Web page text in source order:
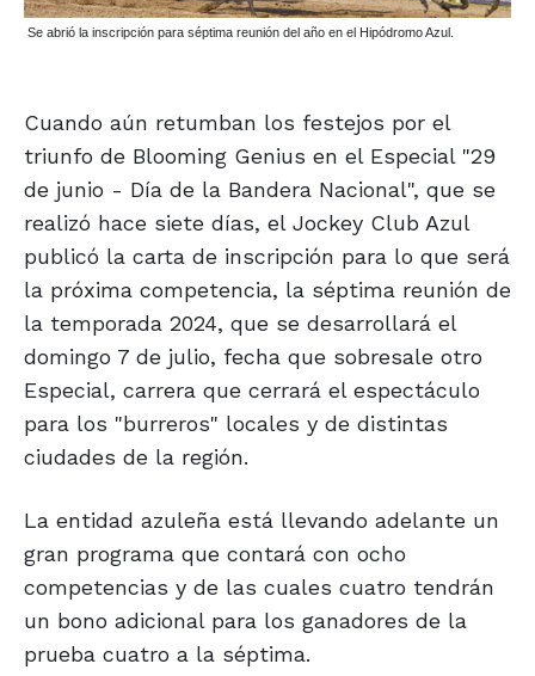
Se abrió la inscripción para séptima reunión del año en el Hipódromo Azul.
Cuando aún retumban los festejos por el
triunfo de Blooming Genius en el Especial "29
de junio - Día de la Bandera Nacional", que se
realizó hace siete días, el Jockey Club Azul
publicó la carta de inscripción para lo que será
la próxima competencia, la séptima reunión de
la temporada 2024, que se desarrollará el
domingo 7 de julio, fecha que sobresale otro
Especial, carrera que cerrará el espectáculo
para los "burreros" locales y de distintas
ciudades de la región.
La entidad azuleña está llevando adelante un
gran programa que contará con ocho
competencias y de las cuales cuatro tendrán
un bono adicional para los ganadores de la
prueba cuatro a la séptima.